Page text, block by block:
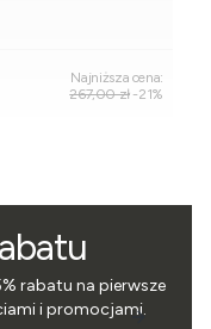
Najniższa cena:
267,00 zł -21%
rabatu na pierwsze
i promocjami.